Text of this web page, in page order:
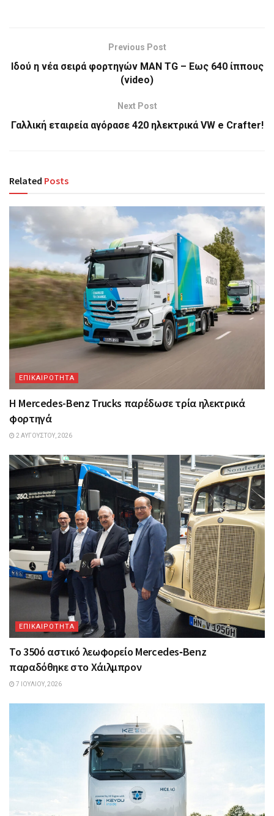
Previous Post
Ιδού η νέα σειρά φορτηγών ΜΑN TG – Εως 640 ίππους
(video)
Next Post
Γαλλική εταιρεία αγόρασε 420 ηλεκτρικά VW e Crafter!
Related Posts
ΕΠΙΚΑΙΡΟΤΗΤΑ
Η Mercedes-Benz Trucks παρέδωσε τρία ηλεκτρικά
φορτηγά
2 ΑΥΓΟΎΣΤΟΥ, 2026
ΕΠΙΚΑΙΡΟΤΗΤΑ
Το 350ό αστικό λεωφορείο Mercedes‑Benz
παραδόθηκε στο Χάιλμπρον
7 ΙΟΥΛΊΟΥ, 2026